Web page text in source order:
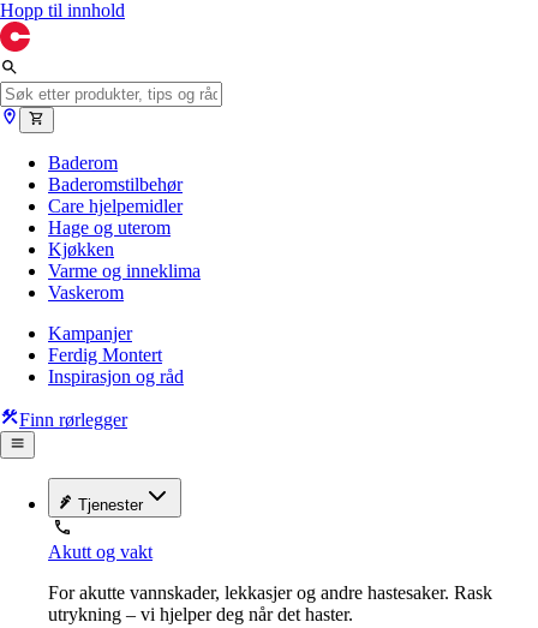
Hopp til innhold
Baderom
Baderomstilbehør
Care hjelpemidler
Hage og uterom
Kjøkken
Varme og inneklima
Vaskerom
Kampanjer
Ferdig Montert
Inspirasjon og råd
Finn rørlegger
Tjenester
Akutt og vakt
For akutte vannskader, lekkasjer og andre hastesaker. Rask
utrykning – vi hjelper deg når det haster.